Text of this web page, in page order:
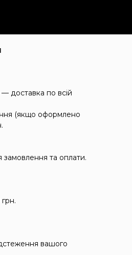
доставка по всій
(якщо оформлено
замовлення та оплати.
вашого